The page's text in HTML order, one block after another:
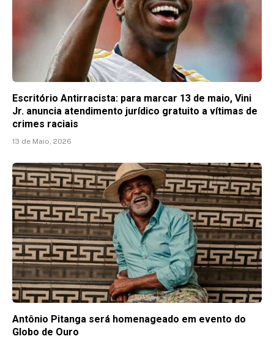
Escritório Antirracista: para marcar 13 de maio, Vini
Jr. anuncia atendimento jurídico gratuito a vítimas de
crimes raciais
13 de Maio, 2026
Antônio Pitanga será homenageado em evento do
Globo de Ouro